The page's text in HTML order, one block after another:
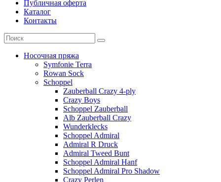
Публичная оферта
Каталог
Контакты
Носочная пряжа
Symfonie Terra
Rowan Sock
Schoppel
Zauberball Crazy 4-ply
Crazy Boys
Schoppel Zauberball
Alb Zauberball Crazy
Wunderklecks
Schoppel Admiral
Admiral R Druck
Admiral Tweed Bunt
Schoppel Admiral Hanf
Schoppel Admiral Pro Shadow
Crazy Perlen